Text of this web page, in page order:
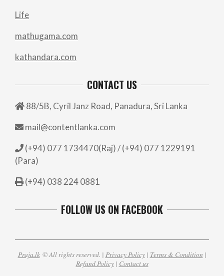
Life
mathugama.com
kathandara.com
CONTACT US
88/5B, Cyril Janz Road, Panadura, Sri Lanka
mail@contentlanka.com
(+94) 077 1734470(Raj) / (+94) 077 1229191
(Para)
(+94) 038 224 0881
FOLLOW US ON FACEBOOK
Praja.lk© All rights reserved. | Privacy Policy| Terms & Condition |
Refund Policy| Contact us